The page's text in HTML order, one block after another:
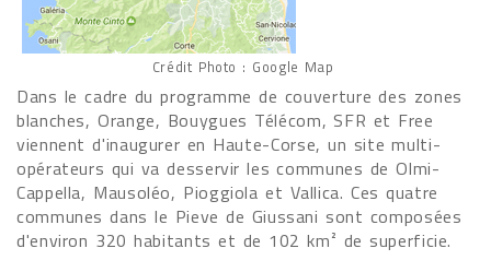
Crédit Photo : Google Map
Dans le cadre du programme de couverture des zones
blanches, Orange, Bouygues Télécom, SFR et Free
viennent d'inaugurer en Haute-Corse, un site multi-
opérateurs qui va desservir les communes de Olmi-
Cappella, Mausoléo, Pioggiola et Vallica. Ces quatre
communes dans le Pieve de Giussani sont composées
d'environ 320 habitants et de 102 km² de superficie.